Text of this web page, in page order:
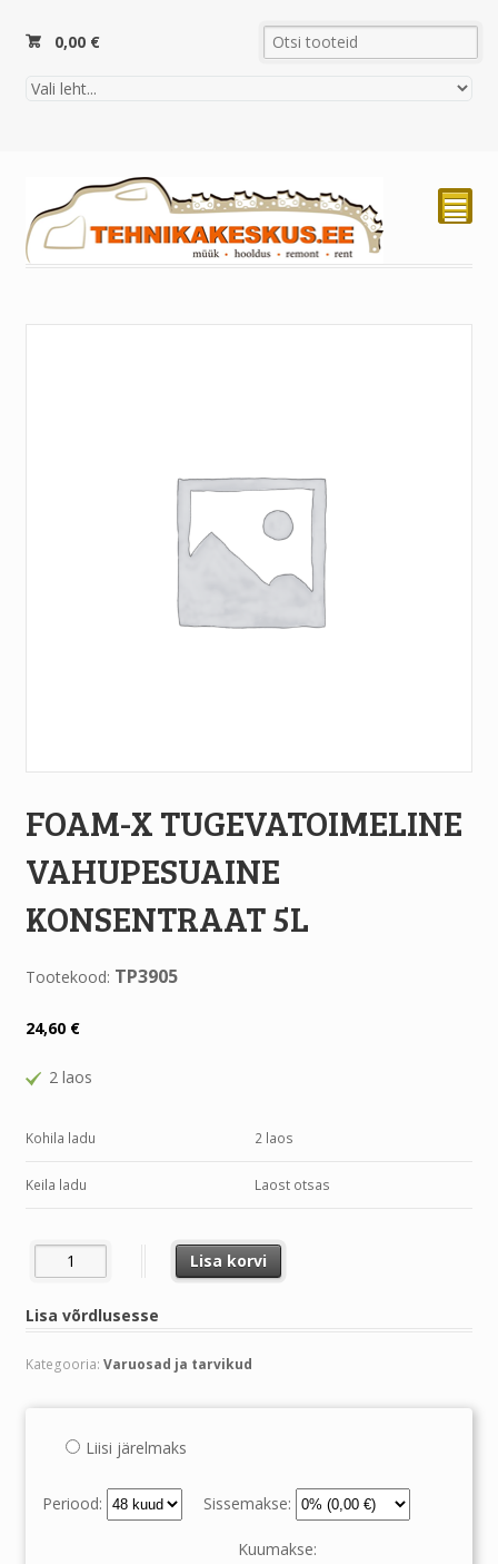
0,00 €
²
FOAM-X TUGEVATOIMELINE
VAHUPESUAINE
KONSENTRAAT 5L
Tootekood: TP3905
24,60 €
2 laos
Kohila ladu 2 laos
Keila ladu Laost otsas
FOAM-X TUGEVATOIMELINE VAHUPESUAINE KONSENTRAAT
Lisa korvi
Lisa võrdlusesse
Kategooria: Varuosad ja tarvikud
Liisi järelmaks
Periood: Sissemakse:
Kuumakse: